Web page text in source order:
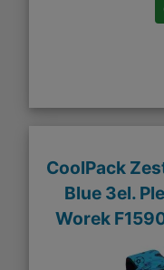
CoolPack
Blue 3el.
Worek